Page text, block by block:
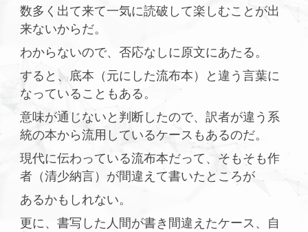
数多く出て来て一気に読破して楽しむことが出
来ないからだ。
わからないので、否応なしに原文にあたる。
すると、底本（元にした流布本）と違う言葉に
なっていることもある。
意味が通じないと判断したので、訳者が違う系
統の本から流用しているケースもあるのだ。
現代に伝わっている流布本だって、そもそも作
者（清少納言）が間違えて書いたところが
あるかもしれない。
更に、書写した人間が書き間違えたケース、自